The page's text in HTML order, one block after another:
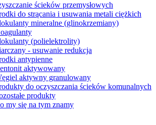
ścieków przemysłowych
do strącania i usuwania metali ciężkich
mineralne (glinokrzemiany)
(polielektrolity)
- usuwanie redukcja
antypienne
aktywowany
aktywny granulowany
do oczyszczania ścieków komunalnych
produkty
my się na tym znamy